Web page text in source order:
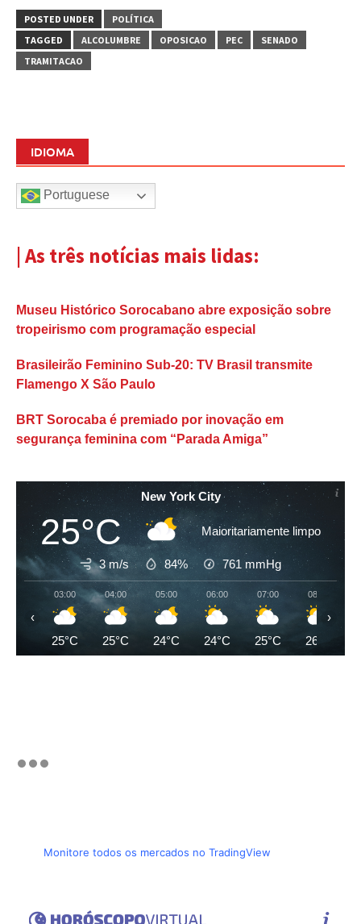
POSTED UNDER
POLÍTICA
TAGGED
ALCOLUMBRE OPOSICAO PEC
SENADO
TRAMITACAO
IDIOMA
Portuguese
| As três notícias mais lidas:
Museu Histórico Sorocabano abre exposição sobre
tropeirismo com programação especial
Brasileirão Feminino Sub-20: TV Brasil transmite
Flamengo X São Paulo
BRT Sorocaba é premiado por inovação em
segurança feminina com “Parada Amiga”
New York City
25°C Maioritariamente limpo
3 m/s 84% 761 mmHg
03:00
25°C
04:00
25°C
05:00
24°C
06:00
24°C
07:00
25°C
08:00
26°C
‹ ›
Monitore todos os mercados no TradingView